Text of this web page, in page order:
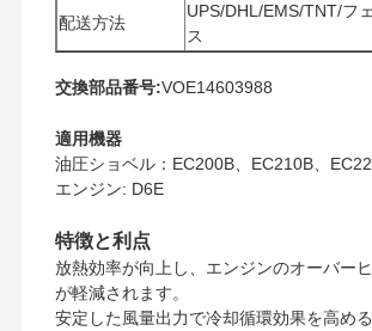
配送方法
UPS/DHL/EMS/TNT/フ
ス
交換部品番号:VOE14603988
適用機器
油圧ショベル：EC200B、EC210B、
エンジン: D6E
特徴と利点
放熱効率が向上し、エンジンのオーバー
が軽減されます。
安定した風量出力で冷却循環効果を高める